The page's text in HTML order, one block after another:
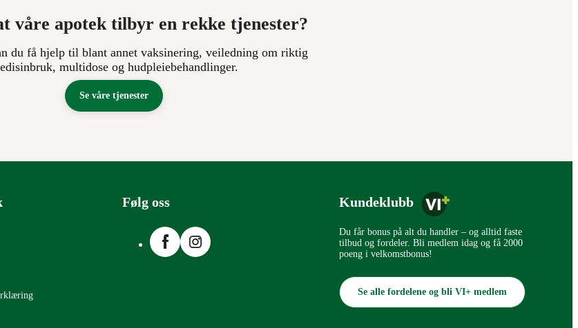
våre apotek tilbyr en rekke tjenester?
du få hjelp til blant annet vaksinering, veiledning om riktig
multidose og hudpleiebehandlinger.
Se våre tjenester
Følg oss
FacebookInstagram
Kundeklubb
Du får bonus på alt du handler – og alltid faste
tilbud og fordeler. Bli medlem idag og få 2000
poeng i velkomstbonus!
Se alle fordelene og bli VI+ medlem